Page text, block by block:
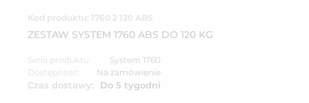
Kod produktu: 1760 2 120 ABS
ZESTAW SYSTEM 1760 ABS DO 120 KG
Seria produktu:
System 1760
Dostępność:
Na zamówienie
Czas dostawy: Do 5 tygodni